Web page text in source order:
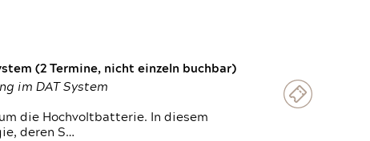
(2 Termine, nicht einzeln buchbar)
im DAT System
die Hochvoltbatterie. In diesem
deren S…